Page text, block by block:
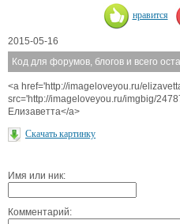
нравится
2015-05-16
Код для форумов, блогов и всего
<a href='http://imageloveyou.ru/
src='http://imageloveyou.ru/imgbig/
Елизаветта</a>
Скачать картинку
Имя или ник:
Комментарий: